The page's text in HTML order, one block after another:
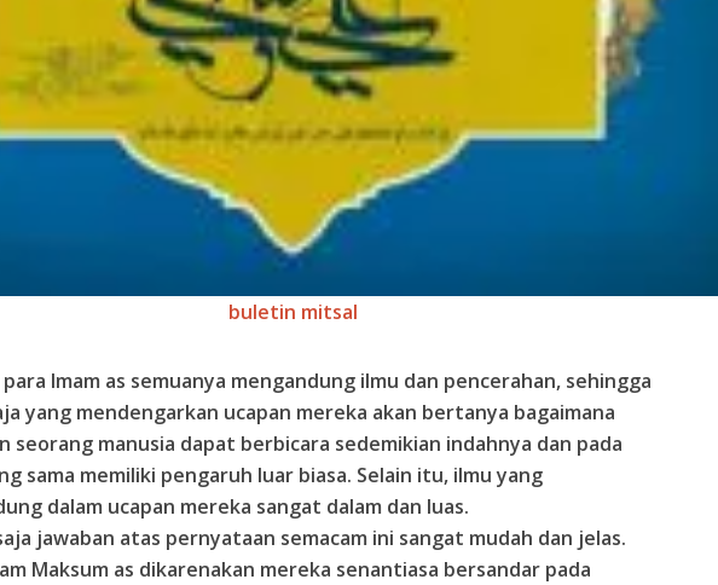
buletin mitsal
para Imam as semuanya mengandung ilmu dan pencerahan, sehingga
yang mendengarkan ucapan mereka akan bertanya bagaimana
seorang manusia dapat berbicara sedemikian indahnya dan pada
sama memiliki pengaruh luar biasa. Selain itu, ilmu yang
dalam ucapan mereka sangat dalam dan luas.
jawaban atas pernyataan semacam ini sangat mudah dan jelas.
Maksum as dikarenakan mereka senantiasa bersandar pada